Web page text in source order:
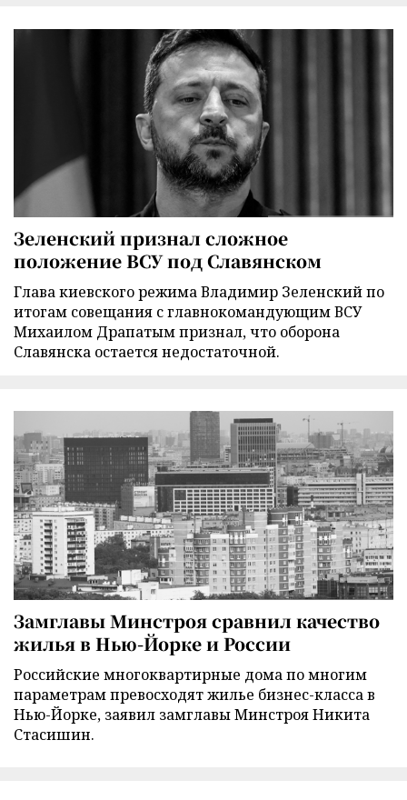
Зеленский признал сложное
положение ВСУ под Славянском
Глава киевского режима Владимир Зеленский по
итогам совещания с главнокомандующим ВСУ
Михаилом Драпатым признал, что оборона
Славянска остается недостаточной.
Замглавы Минстроя сравнил качество
жилья в Нью-Йорке и России
Российские многоквартирные дома по многим
параметрам превосходят жилье бизнес-класса в
Нью-Йорке, заявил замглавы Минстроя Никита
Стасишин.